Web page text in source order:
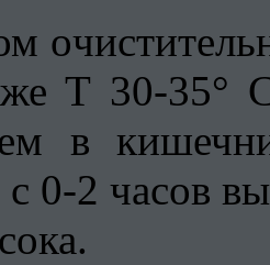
Т 30-35°
в
0-2 часов